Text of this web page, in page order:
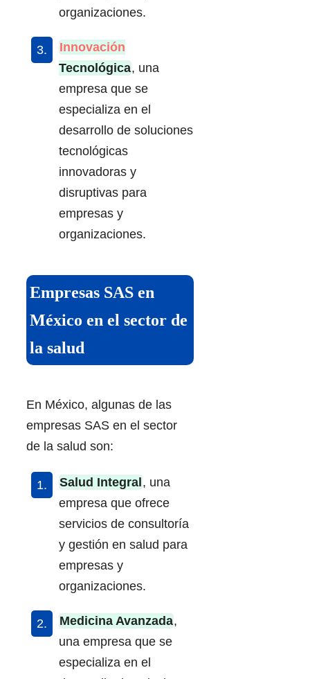
organizaciones.
Innovación
Tecnológica, una
empresa que se
especializa en el
desarrollo de soluciones
tecnológicas
innovadoras y
disruptivas para
empresas y
organizaciones.
Empresas SAS en
México en el sector de
la salud
En México, algunas de las
empresas SAS en el sector
de la salud son:
Salud Integral, una
empresa que ofrece
servicios de consultoría
y gestión en salud para
empresas y
organizaciones.
Medicina Avanzada,
una empresa que se
especializa en el